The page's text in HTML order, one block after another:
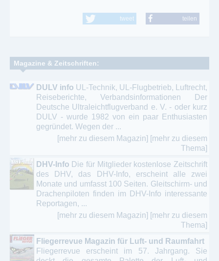
tweet teilen
Magazine & Zeitschriften:
DULV info UL-Technik, UL-Flugbetrieb, Luftrecht,
Reiseberichte, Verbandsinformationen Der
Deutsche Ultraleichtflugverband e. V. - oder kurz
DULV - wurde 1982 von ein paar Enthusiasten
gegründet. Wegen der ...
[mehr zu diesem Magazin] [mehr zu diesem
Thema]
DHV-Info Die für Mitglieder kostenlose Zeitschrift
des DHV, das DHV-Info, erscheint alle zwei
Monate und umfasst 100 Seiten. Gleitschirm- und
Drachenpiloten finden im DHV-Info interessante
Reportagen, ...
[mehr zu diesem Magazin] [mehr zu diesem
Thema]
Fliegerrevue Magazin für Luft- und Raumfahrt
Fliegerrevue erscheint im 57. Jahrgang. Sie